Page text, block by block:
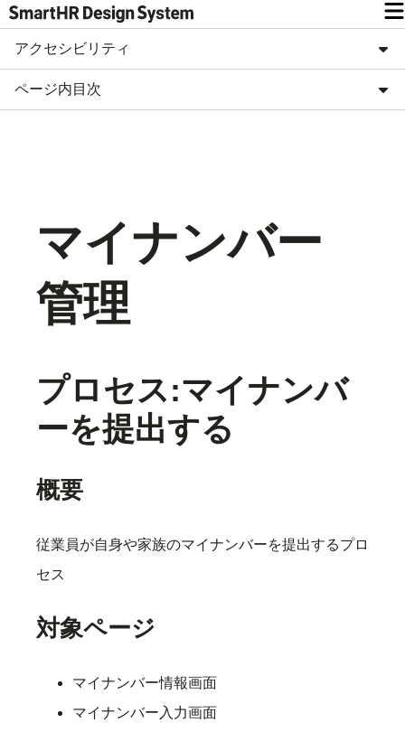
アクセシビリティ
ページ内目次
マイナンバー
管理
プロセス:マイナンバ
ーを提出する
概要
従業員が自身や家族のマイナンバーを提出するプロ
セス
対象ページ
マイナンバー情報画面
マイナンバー入力画面